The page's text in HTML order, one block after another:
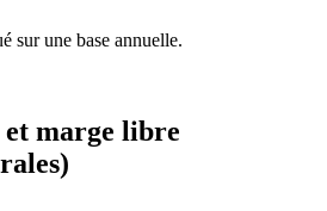
sur une base annuelle.
marge libre